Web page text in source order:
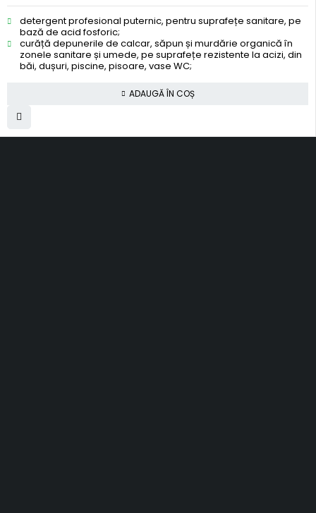
detergent profesional puternic, pentru suprafețe sanitare, pe
bază de acid fosforic;
curăță depunerile de calcar, săpun și murdărie organică în
zonele sanitare și umede, pe suprafețe rezistente la acizi, din
băi, dușuri, piscine, pisoare, vase WC;
ADAUGĂ ÎN COȘ